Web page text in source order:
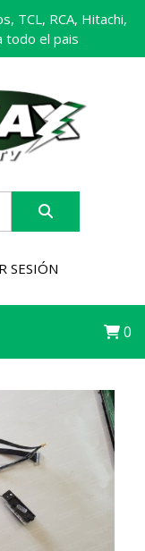
TCL, RCA, Hitachi,
todo el pais
SESIÓN
0